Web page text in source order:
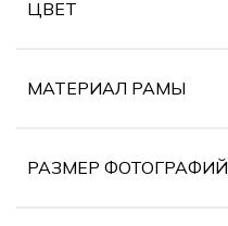
ЦВЕТ
МАТЕРИАЛ РАМЫ
РАЗМЕР ФОТОГРАФИЙ